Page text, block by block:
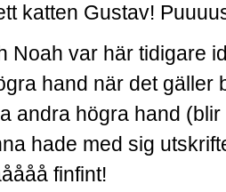
katten Gustav!
Noah var här tidigare
hand när det gäller
andra högra hand
hade med sig
finfint!